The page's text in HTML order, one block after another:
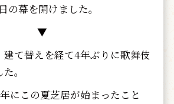
の幕を開けました。
▼
て替えを経て4年ぶりに歌舞伎
。
にこの夏芝居が始まったこと